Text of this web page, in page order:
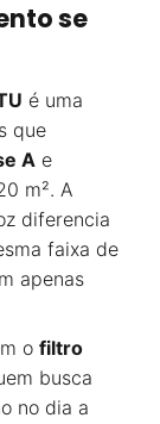
se
é uma
que
A e
m². A
diferencia
faixa de
apenas
o filtro
busca
no dia a